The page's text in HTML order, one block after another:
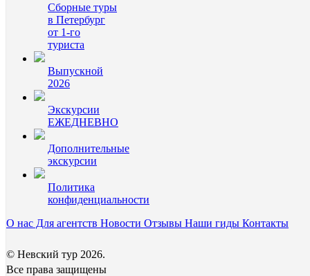
Сборные туры
в Петербург
от 1-го
туриста
Выпускной
2026
Экскурсии
ЕЖЕДНЕВНО
Дополнительные
экскурсии
Политика
конфиденциальности
О нас Для агентств Новости Отзывы Наши гиды Контакты
© Невский тур 2026.
Все права защищены